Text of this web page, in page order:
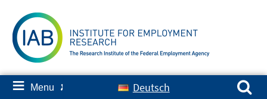
content
≡ Menu ✘ Deutsch
Search for: